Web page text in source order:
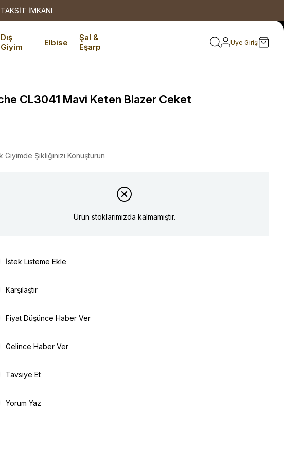
İMKANI
Dış
Giyim
Elbise
Şal &
Eşarp
Üye Girişi
CL3041 Mavi Keten Blazer Ceket
Giyimde Şıklığınızı Konuşturun
Ürün stoklarımızda kalmamıştır.
İstek Listeme Ekle
Karşılaştır
Fiyat Düşünce Haber Ver
Gelince Haber Ver
Tavsiye Et
Yorum Yaz